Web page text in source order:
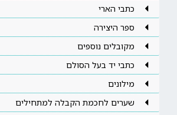
כתבי הארי
ספר היצירה
מקובלים נוספים
כתבי יד בעל הסולם
מילונים
שערים לחכמת הקבלה למתחילים